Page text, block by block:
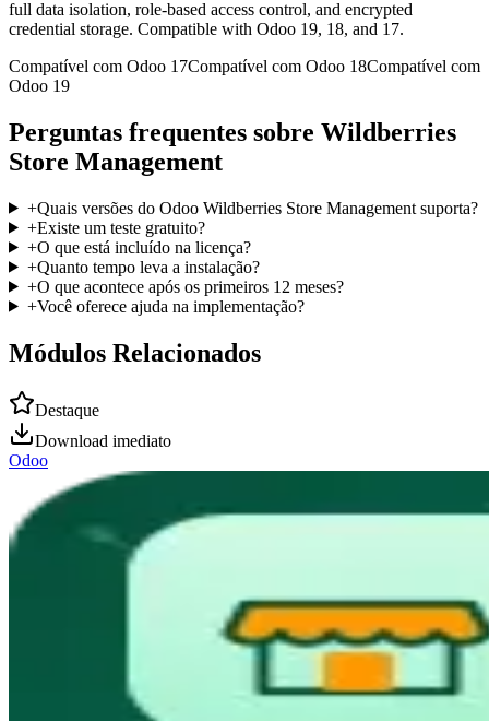
full data isolation, role-based access control, and encrypted
credential storage. Compatible with Odoo 19, 18, and 17.
Compatível com Odoo 17Compatível com Odoo 18Compatível com
Odoo 19
Perguntas frequentes sobre Wildberries
Store Management
+Quais versões do Odoo Wildberries Store Management suporta?
+Existe um teste gratuito?
+O que está incluído na licença?
+Quanto tempo leva a instalação?
+O que acontece após os primeiros 12 meses?
+Você oferece ajuda na implementação?
Módulos Relacionados
Destaque
Download imediato
Odoo